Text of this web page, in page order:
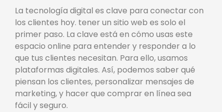
La tecnología digital es clave para conectar con
los clientes hoy. tener un sitio web es solo el
primer paso. La clave está en cómo usas este
espacio online para entender y responder a lo
que tus clientes necesitan. Para ello, usamos
plataformas digitales. Así, podemos saber qué
piensan los clientes, personalizar mensajes de
marketing, y hacer que comprar en línea sea
fácil y seguro.